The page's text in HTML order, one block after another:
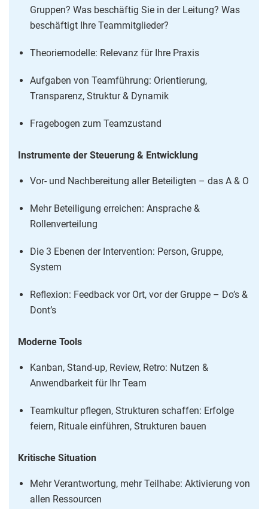
Gruppen? Was beschäftig Sie in der Leitung? Was
beschäftigt Ihre Teammitglieder?
Theoriemodelle: Relevanz für Ihre Praxis
Aufgaben von Teamführung: Orientierung,
Transparenz, Struktur & Dynamik
Fragebogen zum Teamzustand
Instrumente der Steuerung & Entwicklung
Vor- und Nachbereitung aller Beteiligten – das A & O
Mehr Beteiligung erreichen: Ansprache &
Rollenverteilung
Die 3 Ebenen der Intervention: Person, Gruppe,
System
Reflexion: Feedback vor Ort, vor der Gruppe – Do’s &
Dont’s
Moderne Tools
Kanban, Stand-up, Review, Retro: Nutzen &
Anwendbarkeit für Ihr Team
Teamkultur pflegen, Strukturen schaffen: Erfolge
feiern, Rituale einführen, Strukturen bauen
Kritische Situation
Mehr Verantwortung, mehr Teilhabe: Aktivierung von
allen Ressourcen